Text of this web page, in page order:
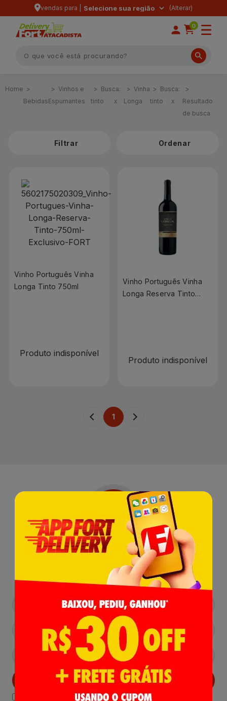
vendas para | Selecione sua região
0
Bebidas
Vinhos e
Espumantes
Busca:
tinto
x
Vinha
Longa
Busca:
tinto
x
Resultado
de busca
Filtrar
Vinho Português Vinha
Longa Tinto 750ml
Produto indisponível
Vinho Português Vinha
Longa Reserva Tinto
Produto indisponível
1
Receba nossas Novidades,
Lançamentos e Promoções!
Cadastrar
Declaro estar ciente dasPoliticas de Privacidade.